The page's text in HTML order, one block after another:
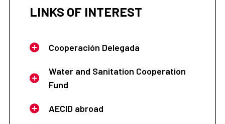
LINKS OF INTEREST
Cooperación Delegada
Water and Sanitation Cooperation
Fund
AECID abroad